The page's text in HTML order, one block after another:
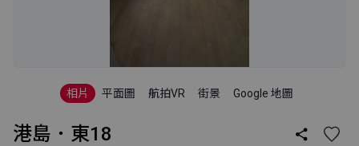
相片 平面圖 航拍VR 街景 Google 地圖
港島．東18
